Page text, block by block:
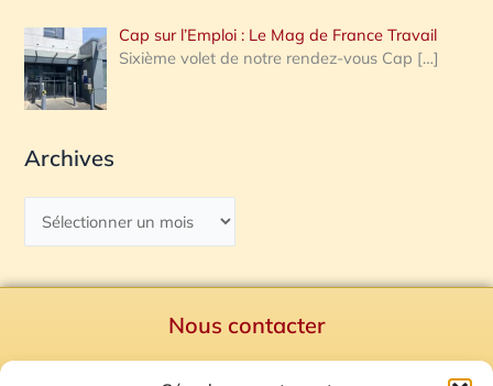
Cap sur l’Emploi : Le Mag de France Travail
Sixième volet de notre rendez-vous Cap […]
Archives
Nous contacter